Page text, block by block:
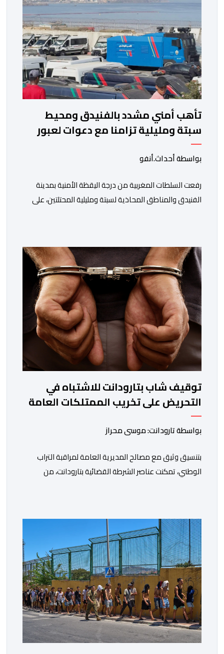
تأهب أمني مشدد بالفنيدق ومحيط
سبتة ومليلية تزامنا مع دعوات لعبور
جماعي
بواسطة أحداث.أنفو
رفعت السلطات المغربية من درجة اليقظة الأمنية بمدينة
الفنيدق والمناطق المحاذية لسبتة ومليلية المحتلتين، على
15 غشت الجاري. وعرفت المناطق الشمالية خلال الساعات
الأخيرة انتشارا أمنيا مكثفا، خاصة بالمحاور الطرقية المؤدية
إلى الفنيدق، حيث جرى تعزيز الدوريات وإقامة […]
توقيف شاب بتارودانت للاشتباه في
التحريض على تخريب الممتلكات العامة
بواسطة تارودانت: موسى محراز
بتنسيق وثيق مع مصالح المديرية العامة لمراقبة التراب
الوطني، تمكنت عناصر الشرطة القضائية بتارودانت، من
خلفية دعوات للاحتجاج جرى تداولها عبر مواقع التواصل
المعطيات المتوفرة، جاء توقيف المعني بالأمر […]